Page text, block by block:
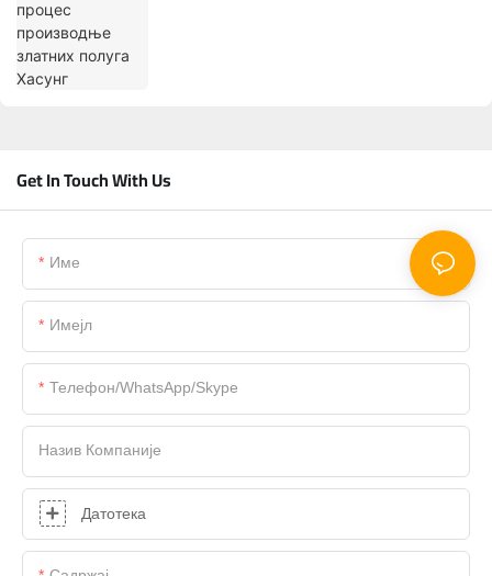
Get In Touch With Us
Име
Имејл
Телефон/WhatsApp/Skype
Назив Компаније
Датотека